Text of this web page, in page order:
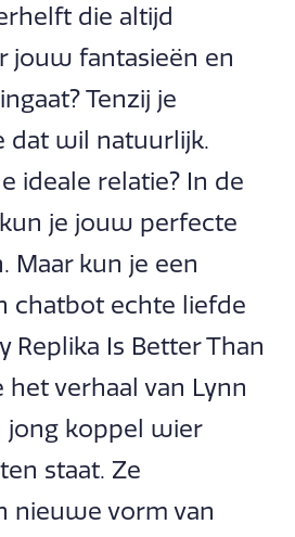
die altijd
jouw fantasieën en
Tenzij je
dat wil natuurlijk.
ideale relatie? In de
je jouw perfecte
Maar kun je een
chatbot echte liefde
Replika Is Better Than
verhaal van Lynn
jong koppel wier
staat. Ze
nieuwe vorm van